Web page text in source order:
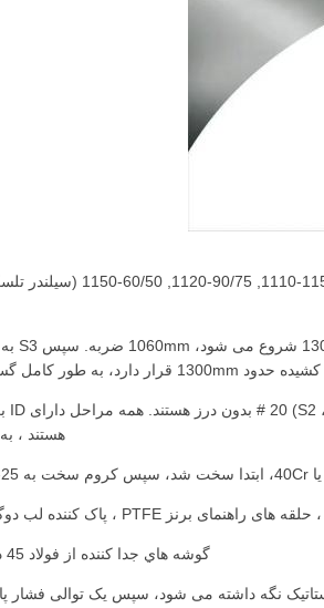
هستند ، به HRC 48-52 خاموش شده اند ،سطح تماس زمین صاف.
گوشه هاي جدا کننده از فولاد 45 درجه ساخته شده، بشينگ ها به HRC 55-60 سخت شده.